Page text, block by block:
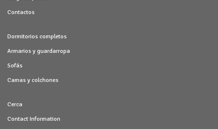
Contactos
Dormitorios completos
Armarios y guardarropa
Sofás
Camas y colchones
Cerca
Contact Information